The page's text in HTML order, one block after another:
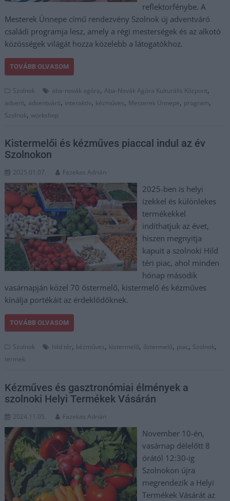
reflektorfénybe. A
Mesterek Ünnepe című rendezvény Szolnok új adventváró
családi programja lesz, amely a régi mesterségek és az alkotó
közösségek világát hozza közelebb a látogatókhoz.
TOVÁBB OLVASOM
Szolnok aba-novák agóra, Aba-Novák Agóra Kulturális Központ,
advent, adventváró, interaktív, kézműves, Mesterek Ünnepe, program,
Szolnok,workshop
Kistermelői és kézműves piaccal indul az év
Szolnokon
2025.01.07. Fazekas Adrián
2025-ben is helyi
ízekkel és különlekes
termékekkel
indíthatjuk az évet,
hiszen megnyitja
kapuit a szolnoki Hild
téri piac, ahol minden
hónap második
vasárnapján közel 70 őstermelő, kistermelő és kézműves
kínálja portékáit az érdeklődőknek.
TOVÁBB OLVASOM
Szolnok hild tér, kézműves, kistermelő, őstermelő, piac, Szolnok,
termek
Kézműves és gasztronómiai élmények a
szolnoki Helyi Termékek Vásárán
2024.11.05. Fazekas Adrián
November 10-én,
vasárnap délelőtt 8
órától 12:30-ig
Szolnokon újra
megrendezik a Helyi
Termékek Vásárát az